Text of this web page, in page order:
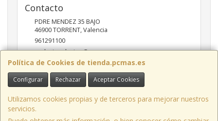
Política de Cookies de tienda.pcmas.es
Configurar Rechazar Aceptar Cookies
Utilizamos cookies propias y de terceros para mejorar nuestros
servicios.
Contacto
PDRE MENDEZ 35 BAJO
46900TORRENT,Valencia
961291100
nadasinsolucion@pcmas.es
Horario
10 -14 17 - 20